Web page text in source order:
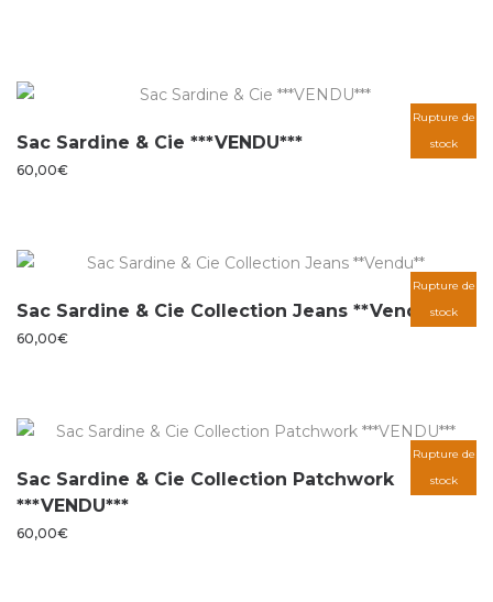
Rupture de
stock
Sac Sardine & Cie ***VENDU***
60,00€
Rupture de
stock
Sac Sardine & Cie Collection Jeans **Vendu**
60,00€
Rupture de
stock
Sac Sardine & Cie Collection Patchwork
***VENDU***
60,00€